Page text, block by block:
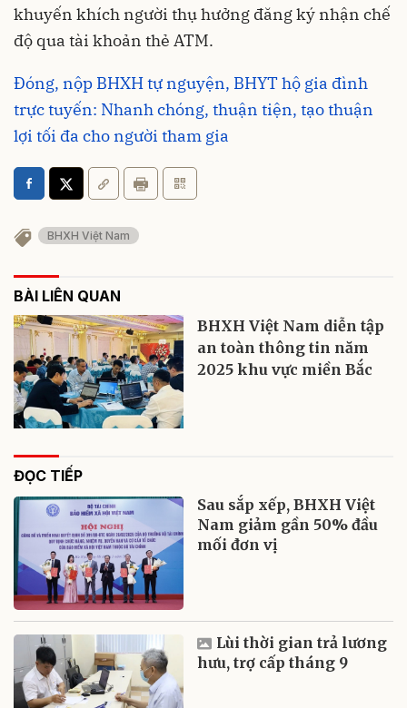
khuyến khích người thụ hưởng đăng ký nhận chế
độ qua tài khoản thẻ ATM.
Đóng, nộp BHXH tự nguyện, BHYT hộ gia đình
trực tuyến: Nhanh chóng, thuận tiện, tạo thuận
lợi tối đa cho người tham gia
BHXH Việt Nam
BÀI LIÊN QUAN
BHXH Việt Nam diễn tập
an toàn thông tin năm
2025 khu vực miền Bắc
ĐỌC TIẾP
Sau sắp xếp, BHXH Việt
Nam giảm gần 50% đầu
mối đơn vị
Lùi thời gian trả lương
hưu, trợ cấp tháng 9